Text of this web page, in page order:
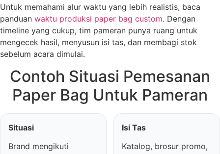
Untuk memahami alur waktu yang lebih realistis, baca
panduan waktu produksi paper bag custom. Dengan
timeline yang cukup, tim pameran punya ruang untuk
mengecek hasil, menyusun isi tas, dan membagi stok
sebelum acara dimulai.
Contoh Situasi Pemesanan
Paper Bag Untuk Pameran
Situasi
Brand mengikuti
Isi Tas
Katalog, brosur promo,